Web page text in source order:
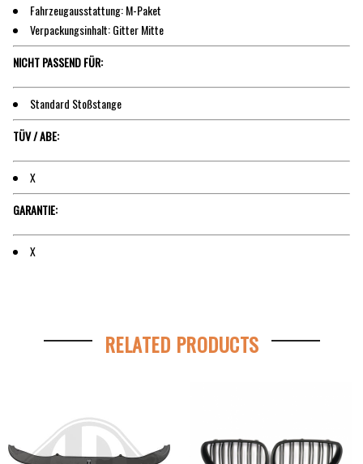
Fahrzeugausstattung: M-Paket
Verpackungsinhalt: Gitter Mitte
NICHT PASSEND FÜR:
Standard Stoßstange
TÜV / ABE:
X
GARANTIE:
X
RELATED PRODUCTS